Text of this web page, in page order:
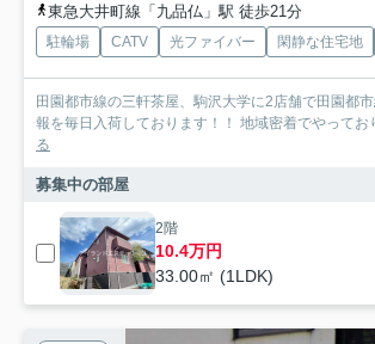
東急大井町線「九品仏」駅 徒歩21分
駐輪場 CATV 光ファイバー 閑静な住宅地
田園都市線の三軒茶屋、駒沢大学に2店舗で田園都
報を毎日入荷しております！！ 地域密着でやってお
る
募集中の部屋
2階
10.4万円
33.00㎡ (1LDK)